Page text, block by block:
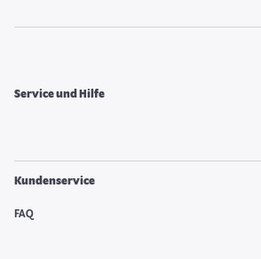
Service und Hilfe
Kundenservice
FAQ